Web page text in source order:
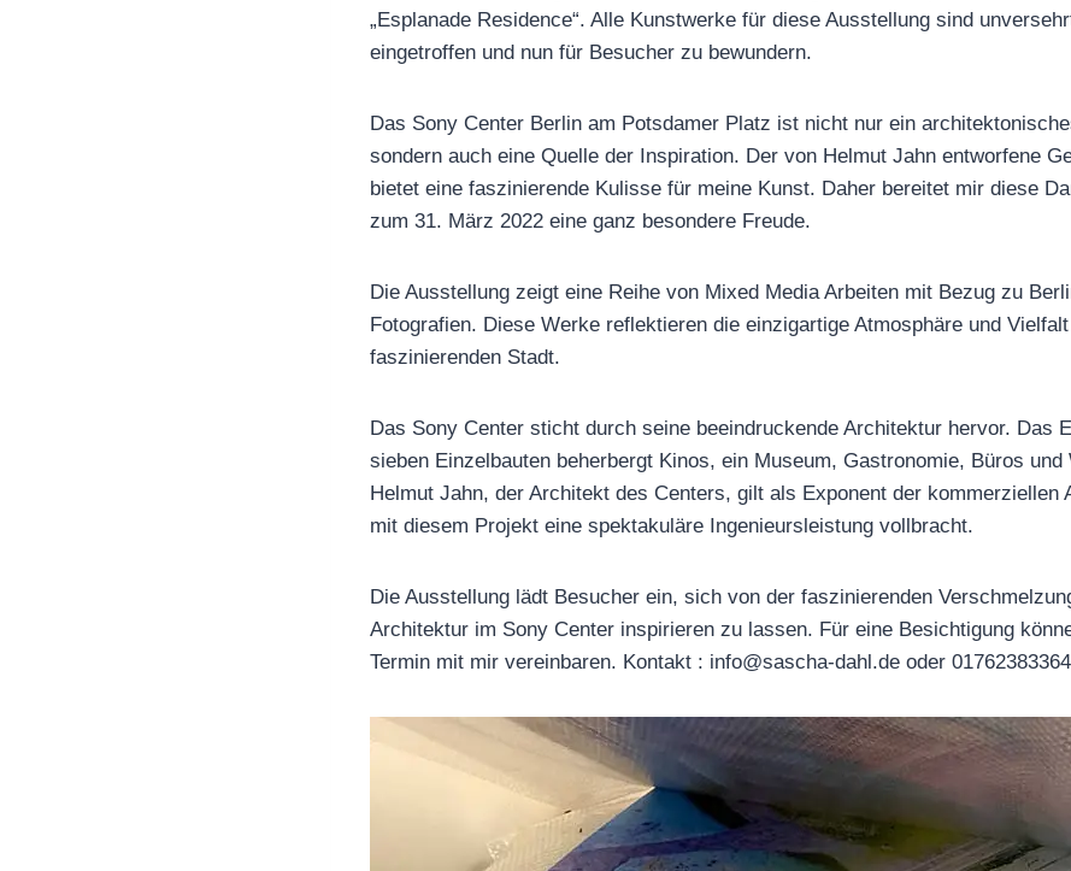
„Esplanade Residence“. Alle Kunstwerke für diese Ausstellung sind
eingetroffen und nun für Besucher zu bewundern.
Das Sony Center Berlin am Potsdamer Platz ist nicht nur ein
sondern auch eine Quelle der Inspiration. Der von Helmut Jahn entworfene
bietet eine faszinierende Kulisse für meine Kunst. Daher bereitet mir diese
zum 31. März 2022 eine ganz besondere Freude.
Die Ausstellung zeigt eine Reihe von Mixed Media Arbeiten mit Bezug zu
Fotografien. Diese Werke reflektieren die einzigartige Atmosphäre und
faszinierenden Stadt.
Das Sony Center sticht durch seine beeindruckende Architektur hervor. Das
sieben Einzelbauten beherbergt Kinos, ein Museum, Gastronomie, Büros und
Helmut Jahn, der Architekt des Centers, gilt als Exponent der kommerziellen
mit diesem Projekt eine spektakuläre Ingenieursleistung vollbracht.
Die Ausstellung lädt Besucher ein, sich von der faszinierenden
Architektur im Sony Center inspirieren zu lassen. Für eine Besichtigung
Termin mit mir vereinbaren. Kontakt : info@sascha-dahl.de oder